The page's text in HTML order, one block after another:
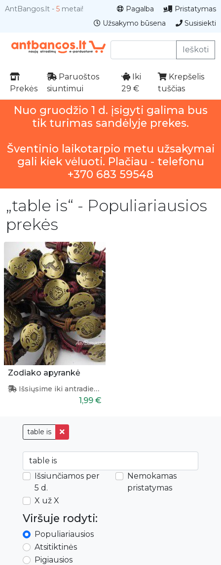
AntBangos.lt - 5 metai! Pagalba
Pristatymas
Užsakymo būsena
Susisiekti
Ieškoti
Prekės
Paruoštos
siuntimui
Iki
29 €
Krepšelis
tuščias
Nuo gruodžio 1 d. įsigyti galima bus
tik turimas sandėlyje prekes.
Šventinio laikotarpio metu užsakymai
gali kiek vėluoti. Plačiau - telefonu
+370 683 59548
„table is“ - Populiariausios
prekės
table is
Išsiunčiamos per
5 d.
Nemokamas
pristatymas
X už X
Viršuje rodyti:
Populiariausios
Atsitiktinės
Pigiausios
Zodiako apyrankė
Išsiųsime iki antradienio
1,99 €